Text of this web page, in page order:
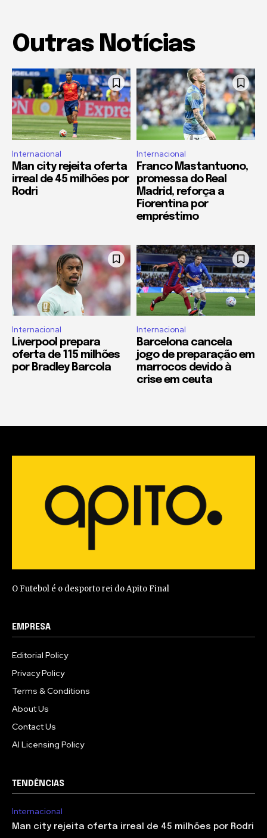
Outras Notícias
Internacional
Man city rejeita oferta
irreal de 45 milhões por
Rodri
Internacional
Franco Mastantuono,
promessa do Real
Madrid, reforça a
Fiorentina por
empréstimo
Internacional
Liverpool prepara
oferta de 115 milhões
por Bradley Barcola
Internacional
Barcelona cancela
jogo de preparação em
marrocos devido à
crise em ceuta
O Futebol é o desporto rei do Apito Final
EMPRESA
Editorial Policy
Privacy Policy
Terms & Conditions
About Us
Contact Us
AI Licensing Policy
TENDÊNCIAS
Internacional
Man city rejeita oferta irreal de 45 milhões por Rodri